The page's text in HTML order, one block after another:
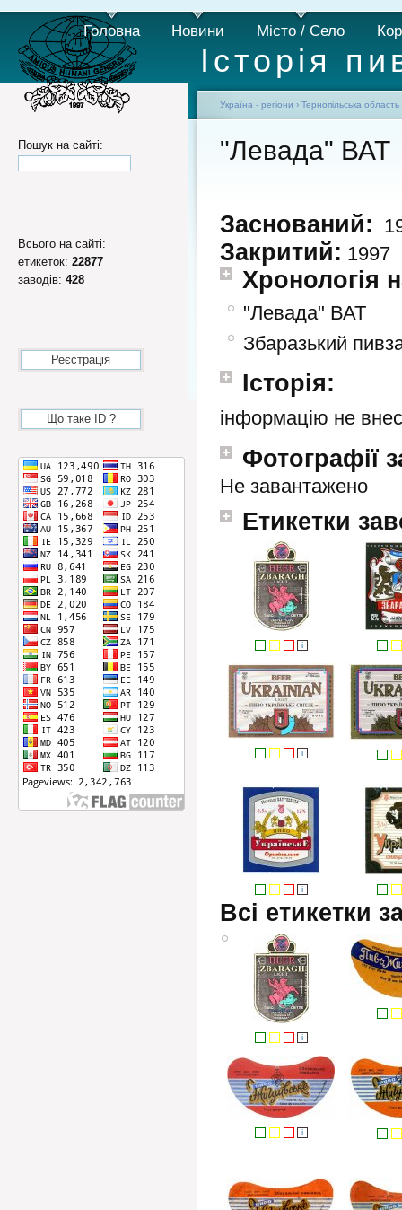
Історія
Головна Новини Місто / Село
Пошук на сайті:
Всього на сайті:
етикеток: 22877
заводів: 428
Реєстрація
Що таке ID ?
Україна - регіони › Тернопільська область
"Левада" ВАТ
Заснований:
Закритий: 1997
Хронологія
"Левада" ВАТ
Збаразький
Історія:
інформацію не
Фотографії
Не завантажено
Етикетки
i
i
i
Всі етикетки
i
i